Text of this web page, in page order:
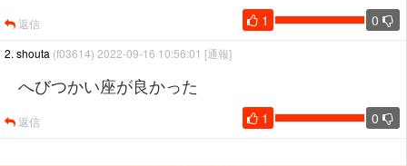
1 0
返信
2. shouta (f03614) 2022-09-16 10:56:01 [通報]
へびつかい座が良かった
1 0
返信